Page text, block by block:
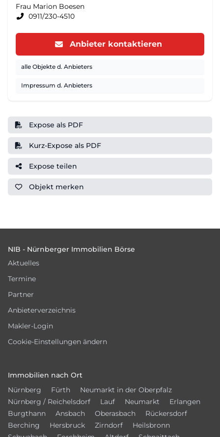
Frau Marion Boesen
0911/230-4510
Anbieter kontaktieren
alle Objekte d. Anbieters
Impressum d. Anbieters
Expose als PDF
Kurz-Expose als PDF
Expose teilen
Objekt merken
NIB - Nürnberger Immobilien Börse
Aktuelles
Termine
Partner
Anbieterverzeichnis
Makler-Login
Cookie-Einstellungen ändern
Immobilien nach Ort
Nürnberg
Fürth
Neumarkt in der Oberpfalz
Nürnberg / Reichelsdorf
Lauf Neumarkt
Erlangen
Burgthann
Ansbach Oberasbach
Rückersdorf
Berching
Hersbruck Zirndorf
Heilsbronn